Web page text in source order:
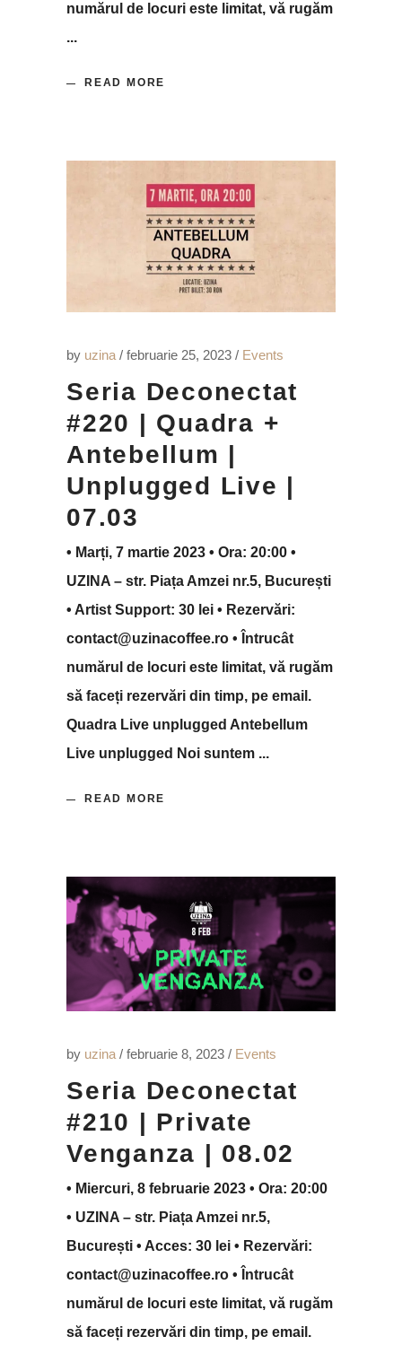
numărul de locuri este limitat, vă rugăm
READ MORE
by uzina februarie 25, 2023 Events
Seria Deconectat
#220 | Quadra +
Antebellum |
Unplugged Live |
07.03
• Marți, 7 martie 2023 • Ora: 20:00 •
UZINA – str. Piața Amzei nr.5, București
• Artist Support: 30 lei • Rezervări:
contact@uzinacoffee.ro • Întrucât
numărul de locuri este limitat, vă rugăm
să faceți rezervări din timp, pe email.
Quadra Live unplugged Antebellum
Live unplugged Noi suntem
READ MORE
by uzina februarie 8, 2023 Events
Seria Deconectat
#210 | Private
Venganza | 08.02
• Miercuri, 8 februarie 2023 • Ora: 20:00
• UZINA – str. Piața Amzei nr.5,
București • Acces: 30 lei • Rezervări:
contact@uzinacoffee.ro • Întrucât
numărul de locuri este limitat, vă rugăm
să faceți rezervări din timp, pe email.